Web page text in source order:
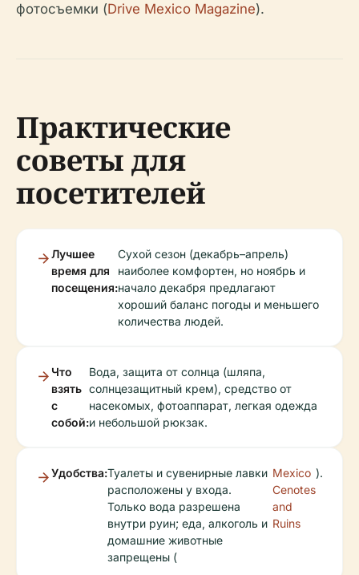
фотосъемки (Drive Mexico Magazine).
Практические
советы для
посетителей
Лучшее
время для
посещения:
Сухой сезон (декабрь–апрель)
наиболее комфортен, но ноябрь и
начало декабря предлагают
хороший баланс погоды и меньшего
количества людей.
Что
взять
с
собой:
Вода, защита от солнца (шляпа,
солнцезащитный крем), средство от
насекомых, фотоаппарат, легкая одежда
и небольшой рюкзак.
Удобства:Туалеты и сувенирные лавки
расположены у входа.
Только вода разрешена
внутри руин; еда, алкоголь и
домашние животные
запрещены (
Mexico
Cenotes
and
Ruins
).